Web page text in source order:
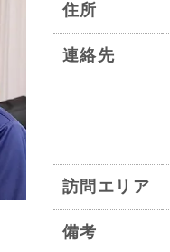
住所
連絡先
訪問エリア
備考